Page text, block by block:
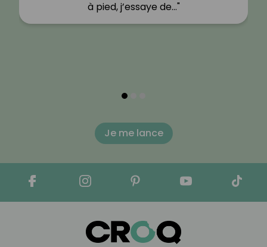
à pied, j’essaye de…"
Je me lance